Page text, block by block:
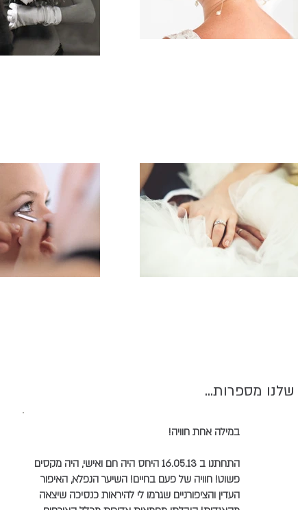
...שלנו מספרות
במילה אחת חוויה!
התחתנו ב 16.05.13 היחס היה חם ואישי, היה מקסים
פשוט! חוויה של פעם בחיים! השיער הנפלא, האיפור
העדין והציפורניים שגרמו לי להיראות כנסיכה שיצאה